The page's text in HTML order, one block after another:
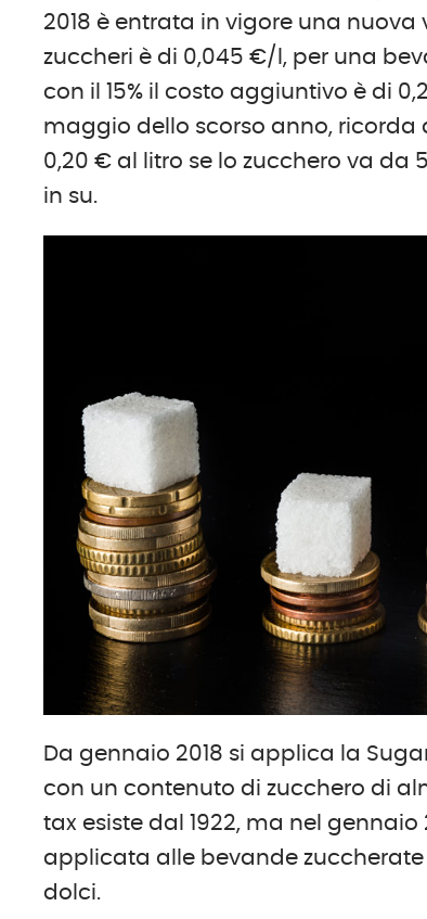
2018 è entrata in vigore una
zuccheri è di 0,045 €/l, per una
con il 15% il costo aggiuntivo è di
maggio dello scorso anno, ricorda
0,20 € al litro se lo zucchero va da
in su.
Da gennaio 2018 si applica la
con un contenuto di zucchero di
tax esiste dal 1922, ma nel
applicata alle bevande
dolci.